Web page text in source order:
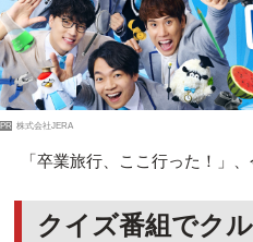
PR 株式会社JERA
「卒業旅行、ここ行った！」
クイズ番組でク